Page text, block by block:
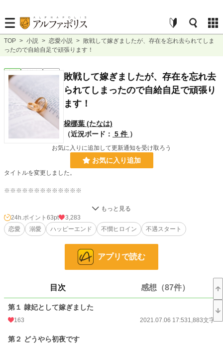
TOP > 小説 > 恋愛小説 > 敗戦して嫁ぎましたが、存在を忘れ去られてしま
ったので自給自足で頑張ります！
敗戦して嫁ぎましたが、存在を忘れ去
られてしまったので自給自足で頑張り
ます！
桗梛葉 (たなは)
（近況ボード： 5 件 ）
お気に入りに追加して更新通知を受け取ろう
お気に入り追加
タイトルを変更しました。
※※※※※※※※※※※※※
冷戦を経ながらくすぶり続けた長い戦いは、人間側の敗戦に近い状況で、ついに
終止符が打たれた。
名ばかりの王族リュシェラは、和平の証として、魔王イヴァシグスに第７王妃と
して嫁ぐ事になる。だけど、嫁いだ夫には魔人の妻との間に、すでに皇子も皇女
人間のリュシェラが、ここで王妃として求められる事は何もない。和平とは名ば
かりの、敗戦国の隷妃として、リュシェラはただ静かに命が潰えていくのを待つ
ばかり……なんて、殊勝な性格でもなく、与えられた宮でのんびり自給自足の生
活を楽しんでいく。
※※※※※※※※※※※※※
24h.ポイント 63pt
3,283
恋愛
溺愛 ハッピーエンド 不憫ヒロイン 不遇スタート
アプリで読む
目次 感想（87件）
第１ 隷妃として嫁ぎました
163 2021.07.06 17:531,883文字
第２ どうやら初夜です